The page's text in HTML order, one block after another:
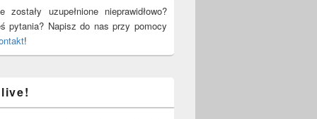
zostały uzupełnione nieprawidłowo?
pytania? Napisz do nas przy pomocy
!